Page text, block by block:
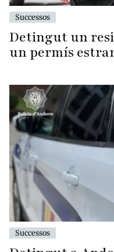
Successos
Detingut un
un permís
Successos